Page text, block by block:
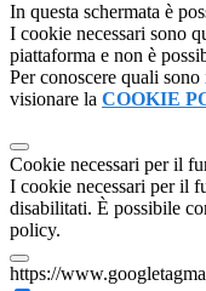
In questa schermata è
I cookie necessari sono
piattaforma e non è
Per conoscere quali
visionare la COOKIE
Cookie necessari per il
I cookie necessari per il
disabilitati. È possibile
policy.
https://